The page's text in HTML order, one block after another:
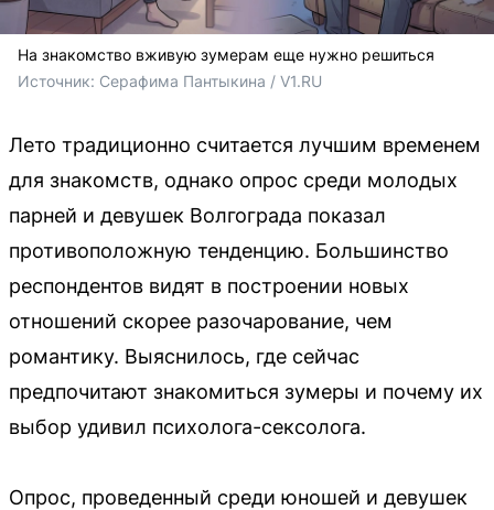
На знакомство вживую зумерам еще нужно решиться
Источник: Серафима Пантыкина / V1.RU
Лето традиционно считается лучшим временем
для знакомств, однако опрос среди молодых
парней и девушек Волгограда показал
противоположную тенденцию. Большинство
респондентов видят в построении новых
отношений скорее разочарование, чем
романтику. Выяснилось, где сейчас
предпочитают знакомиться зумеры и почему их
выбор удивил психолога-сексолога.
Опрос, проведенный среди юношей и девушек